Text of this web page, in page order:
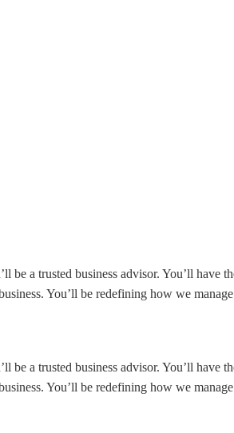
be a trusted business advisor. You’ll
You’ll be redefining how we
be a trusted business advisor. You’ll
You’ll be redefining how we